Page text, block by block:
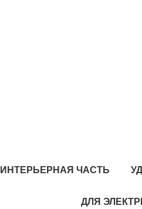
ИНТЕРЬЕРНАЯ ЧАСТЬ
ДЛЯ